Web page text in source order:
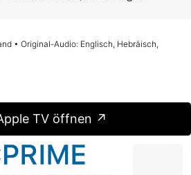
• Original-Audio: Englisch, Hebräisch,
TV öffnen ↗